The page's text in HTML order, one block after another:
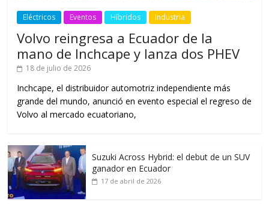
Eléctricos Eventos Híbridos Industria
Volvo reingresa a Ecuador de la
mano de Inchcape y lanza dos PHEV
18 de julio de 2026
Inchcape, el distribuidor automotriz independiente más
grande del mundo, anunció en evento especial el regreso de
Volvo al mercado ecuatoriano,
Suzuki Across Hybrid: el debut de un SUV
ganador en Ecuador
17 de abril de 2026